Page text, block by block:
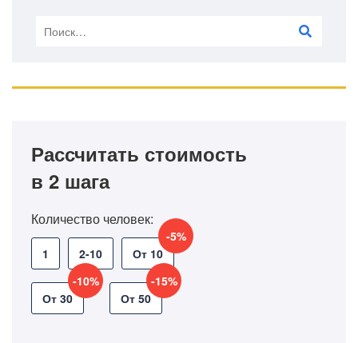
Рассчитать стоимость
в 2 шага
Количество человек:
1 2-10 От 10
-5%
От 30
-10%
От 50
-15%